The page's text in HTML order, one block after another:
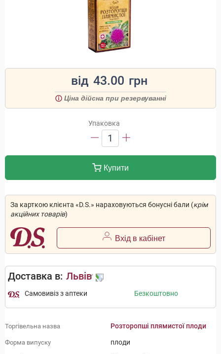
від 43.00 грн
Ціна дійсна при резервуванні
Упаковка
1
Купити
За карткою клієнта «D.S.» нараховуються бонусні бали (крім
акційних товарів)
Вхід в кабінет
Доставка в: Львів
Самовивіз з аптеки Безкоштовно
Торгівельна назва Розторопші плямистої плоди
Форма випуску плоди